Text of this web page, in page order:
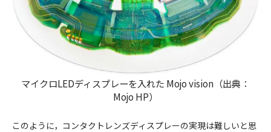
マイクロLEDディスプレーを入れた Mojo vision（出典：
Mojo HP）
このように，コンタクトレンズディスプレーの実現は難しいと思